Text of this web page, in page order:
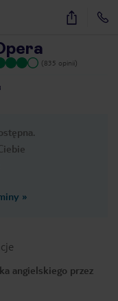
40
(835 opinii)
»
angielskiego przez